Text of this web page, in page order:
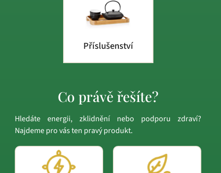
Příslušenství
Co právě řešíte?
Hledáte energii, zklidnění nebo podporu zdraví?
Najdeme pro vás ten pravý produkt.